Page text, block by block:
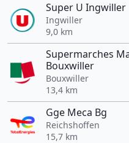
Super U Ingwiller
Ingwiller
9,0 km
Supermarches
Bouxwiller
Bouxwiller
13,4 km
Gge Meca Bg
Reichshoffen
15,7 km